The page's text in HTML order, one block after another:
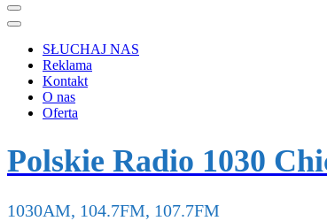
SŁUCHAJ NAS
Reklama
Kontakt
O nas
Oferta
Polskie Radio 1030
1030AM, 104.7FM, 107.7FM